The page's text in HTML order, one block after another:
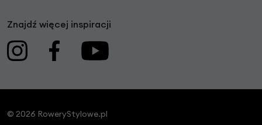
Znajdź więcej inspiracji
© 2026 RoweryStylowe.pl